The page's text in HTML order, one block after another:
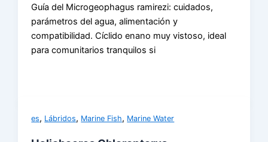
Guía del Microgeophagus ramirezi: cuidados,
parámetros del agua, alimentación y
compatibilidad. Cíclido enano muy vistoso, ideal
para comunitarios tranquilos si
es, Lábridos, Marine Fish, Marine Water